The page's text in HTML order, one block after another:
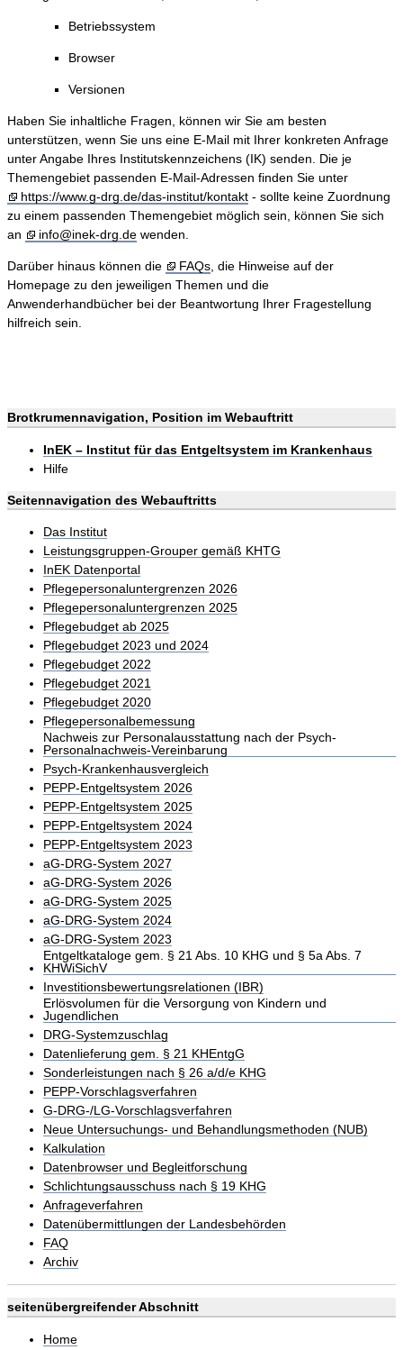
Betriebssystem
Browser
Versionen
Haben Sie inhaltliche Fragen, können wir Sie am besten
unterstützen, wenn Sie uns eine E-Mail mit Ihrer konkreten Anfrage
unter Angabe Ihres Institutskennzeichens (IK) senden. Die je
Themengebiet passenden E-Mail-Adressen finden Sie unter
https://www.g-drg.de/das-institut/kontakt - sollte keine Zuordnung
zu einem passenden Themengebiet möglich sein, können Sie sich
an
info@inek-drg.de wenden.
Darüber hinaus können die FAQs, die Hinweise auf der
Homepage zu den jeweiligen Themen und die
Anwenderhandbücher bei der Beantwortung Ihrer Fragestellung
hilfreich sein.
Brotkrumennavigation, Position im Webauftritt
InEK – Institut für das Entgeltsystem im Krankenhaus
Hilfe
Seitennavigation des Webauftritts
Das Institut
Leistungsgruppen-Grouper gemäß KHTG
InEK Datenportal
Pflegepersonaluntergrenzen 2026
Pflegepersonaluntergrenzen 2025
Pflegebudget ab 2025
Pflegebudget 2023 und 2024
Pflegebudget 2022
Pflegebudget 2021
Pflegebudget 2020
Pflegepersonalbemessung
Nachweis zur Personalausstattung nach der Psych-
Personalnachweis-Vereinbarung
Psych-Krankenhausvergleich
PEPP-Entgeltsystem 2026
PEPP-Entgeltsystem 2025
PEPP-Entgeltsystem 2024
PEPP-Entgeltsystem 2023
aG-DRG-System 2027
aG-DRG-System 2026
aG-DRG-System 2025
aG-DRG-System 2024
aG-DRG-System 2023
Entgeltkataloge gem. § 21 Abs. 10 KHG und § 5a Abs. 7
KHWiSichV
Investitionsbewertungsrelationen (IBR)
Erlösvolumen für die Versorgung von Kindern und
Jugendlichen
DRG-Systemzuschlag
Datenlieferung gem. § 21 KHEntgG
Sonderleistungen nach § 26 a/d/e KHG
PEPP-Vorschlagsverfahren
G-DRG-/LG-Vorschlagsverfahren
Neue Untersuchungs- und Behandlungsmethoden (NUB)
Kalkulation
Datenbrowser und Begleitforschung
Schlichtungsausschuss nach § 19 KHG
Anfrageverfahren
Datenübermittlungen der Landesbehörden
FAQ
Archiv
seitenübergreifender Abschnitt
Home